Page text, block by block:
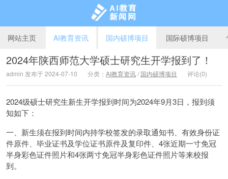
AI教育新闻网
网站主页 AI教育资讯 国内硕博项目 国际硕博项目
2024年陕西师范大学硕士研究生开学报到了！
admin 发布于 2024-07-10 分类： AI教育资讯/ 国内硕博项目 评论(0)
2024级硕士研究生新生开学报到时间为2024年9月3日，报到须
知如下：
一、新生须在报到时间内持学校签发的录取通知书、有效身份证
件原件、毕业证书及学位证书原件及复印件、4张近期一寸免冠
半身彩色证件照片和4张两寸免冠半身彩色证件照片等来校报
到。